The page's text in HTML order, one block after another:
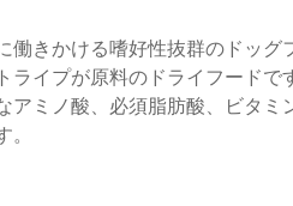
働きかける嗜好性抜群のドッグ
ライプが原料のドライフードで
アミノ酸、必須脂肪酸、ビタミ